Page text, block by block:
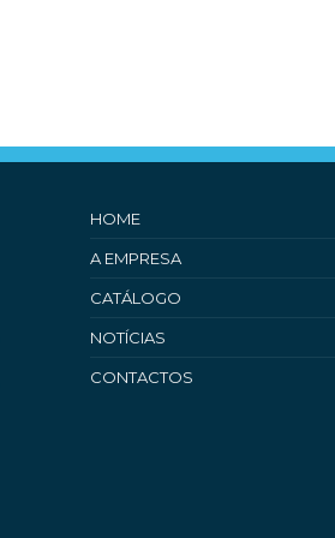
HOME
A EMPRESA
CATÁLOGO
NOTÍCIAS
CONTACTOS